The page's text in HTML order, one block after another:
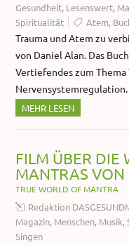
Gesundheit, Lesenswert,
Spiritualität
Atem,
Trauma und Atem zu
von Daniel Alan. Das
Vertiefendes zum
MEHR LESEN
FILM ÜBER DIE
MANTRAS VON
TRUE WORLD OF MANTRA
Redaktion
Magazin, Menschen, Musik,
Singen